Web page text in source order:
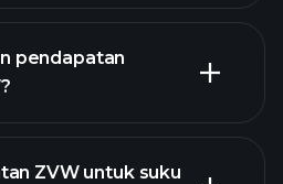
kewangan ZVW
pendapatan
ZVW untuk suku